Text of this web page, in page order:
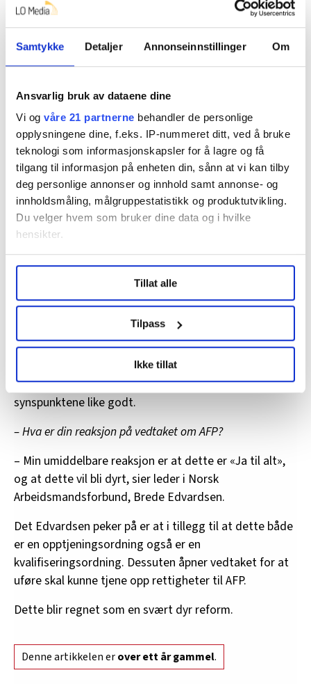
Samtykke Detaljer Annonseinnstillinger Om
Ansvarlig bruk av dataene dine
Vi og våre 21 partnerne behandler de personlige
opplysningene dine, f.eks. IP-nummeret ditt, ved å bruke
teknologi som informasjonskapsler for å lagre og få
tilgang til informasjon på enheten din, sånn at vi kan tilby
deg personlige annonser og innhold samt annonse- og
innholdsmåling, målgruppestatistikk og produktutvikling.
Du velger hvem som bruker dine data og i hvilke
hensikter.
Undermer infokan du lese om hvordan dine personlige
data behandles og hvordan du kan velge hvordan de skal
brukes. Du kan hele tiden endre eller trekke tilbake ditt
samtykke fra erklæringen om informasjonskapsler.
LO Medias publikasjoner frifagbevegelse.no, hk-nytt.no
og fontene.no bruker informasjonskapsler (cookies) for å
lære hvordan våre nettsider blir brukt slik at vi tilby
relevant innhold, tilpassede annonser og utarbeide
Vi deler bare informasjon om hvordan du bruker
innenfor analyse og annonsering. Disse er angitt i
oversikten lengre ned på denne siden.
Tillat alle
Tilpass
Ikke tillat
Forbundssekretær i Fellesforbundet, Steffen Høiland,
legger vekt på at de har tettet et viktig hull i AFP-
Men når vi spør om dette skal være en permanent
ordning eller en overgangsordning, svarer Høiland at
ingen pensjonsordning er permanent.
– Så hovedbudskapet nå er at dere skal markere at dere
er enige og at dere har tegna opp en vei dere skal gå?
– Ja, svarer Green Nilsen.
– Det er to mål som vi har vært enig om på denne
AFP-ordningen som Fellesforbundets forslag tetter.
Det andre er å åpne for en ordning der en kan opptjene
seg AFP, sa nyvalgt LO-leder Kine Asper Vistnes.
Men andre forbundstopper pakker ikke inn
synspunktene like godt.
– Hva er din reaksjon på vedtaket om AFP?
– Min umiddelbare reaksjon er at dette er «Ja til alt»,
og at dette vil bli dyrt, sier leder i Norsk
Arbeidsmandsforbund, Brede Edvardsen.
Det Edvardsen peker på er at i tillegg til at dette både
er en opptjeningsordning også er en
kvalifiseringsordning. Dessuten åpner vedtaket for at
uføre skal kunne tjene opp rettigheter til AFP.
Dette blir regnet som en svært dyr reform.
Denne artikkelen erover ett år gammel.